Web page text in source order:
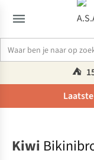
⛺️
Kiwi